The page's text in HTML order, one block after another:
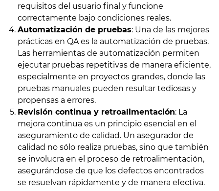
requisitos del usuario final y funcione
correctamente bajo condiciones reales.
Automatización de pruebas: Una de las mejores
prácticas en QA es la automatización de pruebas.
Las herramientas de automatización permiten
ejecutar pruebas repetitivas de manera eficiente,
especialmente en proyectos grandes, donde las
pruebas manuales pueden resultar tediosas y
propensas a errores.
Revisión continua y retroalimentación: La
mejora continua es un principio esencial en el
aseguramiento de calidad. Un asegurador de
calidad no sólo realiza pruebas, sino que también
se involucra en el proceso de retroalimentación,
asegurándose de que los defectos encontrados
se resuelvan rápidamente y de manera efectiva.